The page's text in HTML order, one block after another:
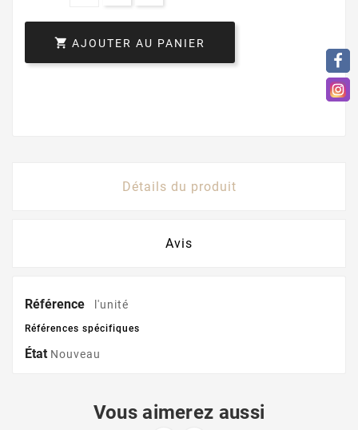
 AJOUTER AU PANIER
Détails du produit
Avis
Référence l'unité
Références spécifiques
État Nouveau
Vous aimerez aussi